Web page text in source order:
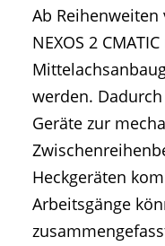
Ab
NEXOS 2
werden.
Geräte zur
Heckgeräten
Arbeitsgänge